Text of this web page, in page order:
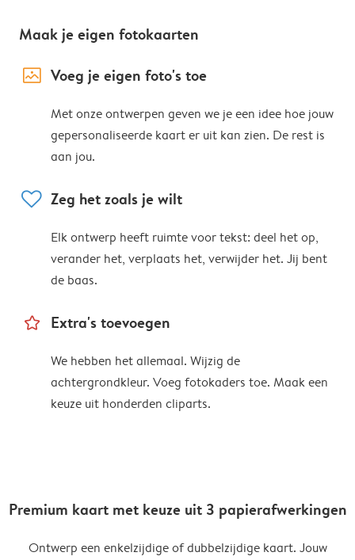
Maak je eigen fotokaarten
image_placeholder Voeg je eigen foto's toe
Met onze ontwerpen geven we je een idee hoe jouw
gepersonaliseerde kaart er uit kan zien. De rest is
aan jou.
heart Zeg het zoals je wilt
Elk ontwerp heeft ruimte voor tekst: deel het op,
verander het, verplaats het, verwijder het. Jij bent
de baas.
star_outline Extra's toevoegen
We hebben het allemaal. Wijzig de
achtergrondkleur. Voeg fotokaders toe. Maak een
keuze uit honderden cliparts.
Premium kaart met keuze uit 3 papierafwerkingen
Ontwerp een enkelzijdige of dubbelzijdige kaart. Jouw